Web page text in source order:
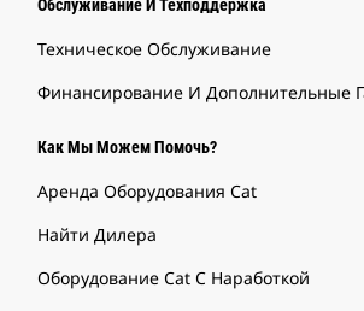
Обслуживание И Техподдержка
Техническое Обслуживание
Финансирование И Дополнительные
Как Мы Можем Помочь?
Аренда Оборудования Cat
Найти Дилера
Оборудование Cat С Наработкой